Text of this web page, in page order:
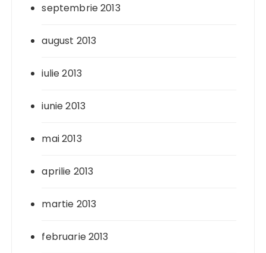
septembrie 2013
august 2013
iulie 2013
iunie 2013
mai 2013
aprilie 2013
martie 2013
februarie 2013